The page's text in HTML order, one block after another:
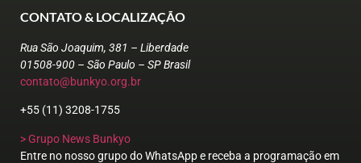
CONTATO & LOCALIZAÇÃO
Rua São Joaquim, 381 – Liberdade
01508-900 – São Paulo – SP Brasil
contato@bunkyo.org.br
+55 (11) 3208-1755
> Grupo News Bunkyo
Entre no nosso grupo do WhatsApp e receba a programação em